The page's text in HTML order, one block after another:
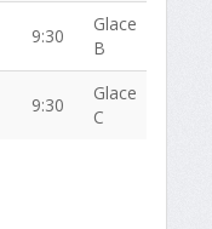
9:30
Glace
B
9:30
Glace
C